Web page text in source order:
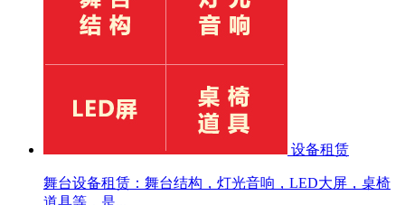
设备租赁
舞台设备租赁：舞台结构，灯光音响，LED大屏，桌椅
道具等，是...